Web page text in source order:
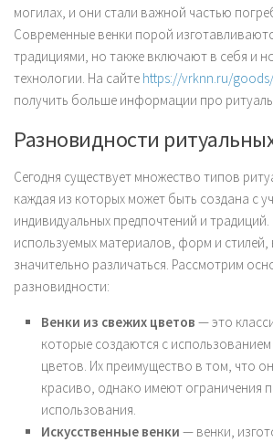
могилах, и они стали важной частью
Современные венки порой
традициями, но также включают в себя и
технологии. На сайте https://vrknn.ru/
получить больше информации про
Разновидности
Сегодня существует множество типов
каждая из которых может быть создана с
индивидуальных предпочтений и
используемых материалов, форм и стилей,
значительно различаться. Рассмотрим
разновидности:
Венки из свежих цветов — это
которые создаются с
цветов. Их преимущество в том, что
красиво, однако имеют ограничения
использования.
Искусственные венки — венки,